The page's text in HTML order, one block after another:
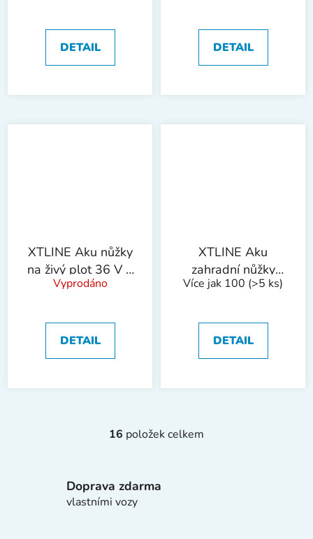
DETAIL DETAIL
XTLINE Aku nůžky
na živý plot 36 V +
2 baterie 2.0 Ah +
Vyprodáno
DETAIL
XTLINE Aku
zahradní nůžky
3v1, 18 V
Více jak 100 (>5 ks)
DETAIL
O
á
16 položek celkem
Doprava zdarma
vlastními vozy